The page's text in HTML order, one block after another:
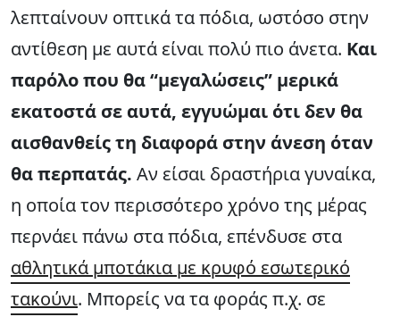
λεπταίνουν οπτικά τα πόδια, ωστόσο στην
αντίθεση με αυτά είναι πολύ πιο άνετα. Και
παρόλο που θα “μεγαλώσεις” μερικά
εκατοστά σε αυτά, εγγυώμαι ότι δεν θα
αισθανθείς τη διαφορά στην άνεση όταν
θα περπατάς. Αν είσαι δραστήρια γυναίκα,
η οποία τον περισσότερο χρόνο της μέρας
περνάει πάνω στα πόδια, επένδυσε στα
αθλητικά μποτάκια με κρυφό εσωτερικό
τακούνι. Μπορείς να τα φοράς π.χ. σε